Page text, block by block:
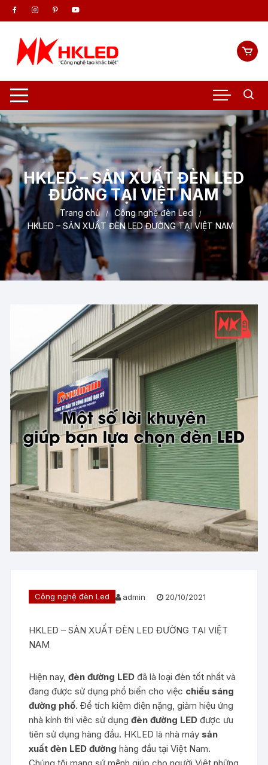
Chuyển
tới
dung
HKLED – SẢN XUẤT ĐÈN LED
ĐƯỜNG TẠI VIỆT NAM
Trang chủ
Công nghệ đèn Led
HKLED – SẢN XUẤT ĐÈN LED ĐƯỜNG TẠI VIỆT NAM
Công nghệ đèn Led admin 20/10/2021
HKLED – SẢN XUẤT ĐÈN LED ĐƯỜNG TẠI VIỆT
NAM
Hiện nay,đèn đường LED đã là loại đèn tốt nhất và
đang được sử dụng phổ biến cho việc chiếu sáng
đường phố. Để tích kiệm điện nặng, giảm hiệu ứng
nhà kính thì việc sử dụngđèn đường LED được ưu
tiên sử dụng hàng đầu. HKLED là nhà máy sản
xuất đèn LED đường hàng đầu tại Việt Nam.